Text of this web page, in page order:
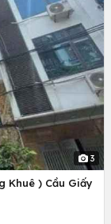
3
Khuê ) Cầu Giấy